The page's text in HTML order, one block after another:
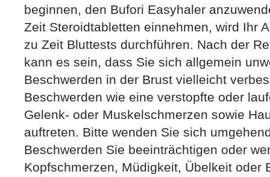
beginnen, den Bufori Easyhaler
Zeit Steroidtabletten einnehmen, wird Ihr
zu Zeit Bluttests durchführen. Nach der
kann es sein, dass Sie sich allgemein
Beschwerden in der Brust vielleicht
Beschwerden wie eine verstopfte oder
Gelenk- oder Muskelschmerzen sowie
auftreten. Bitte wenden Sie sich
Beschwerden Sie beeinträchtigen oder
Kopfschmerzen, Müdigkeit, Übelkeit oder